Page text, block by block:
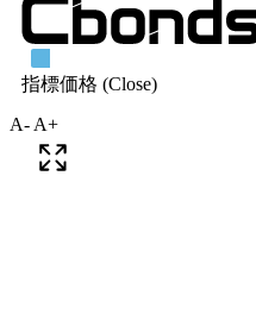
A- A+